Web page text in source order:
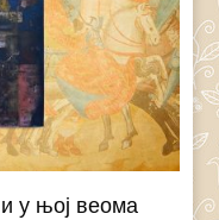
у њој веома